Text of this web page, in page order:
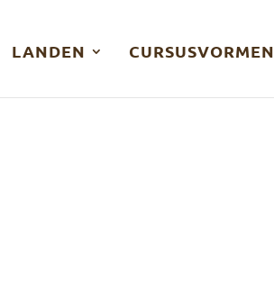
LANDEN CURSUSVORMEN